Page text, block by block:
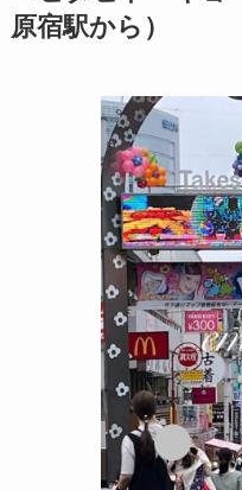
原宿駅から）